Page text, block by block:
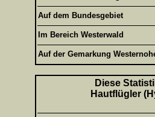
Auf dem Bundesgebiet
Im Bereich Westerwald
Auf der Gemarkung
Diese
Hautflügler